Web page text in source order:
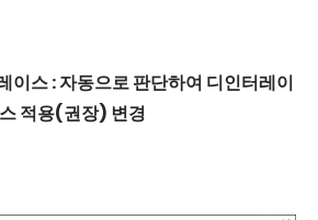
이스 : 자동으로 판단하여 디인터레이
스 적용(권장) 변경